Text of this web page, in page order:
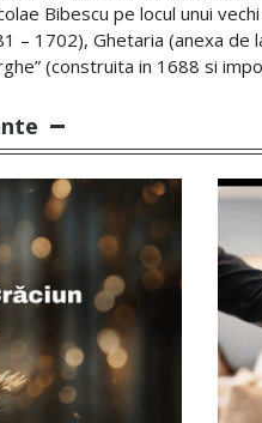
Bibescu pe locul unui
– 1702), Ghetaria (anexa de
(construita in 1688 si